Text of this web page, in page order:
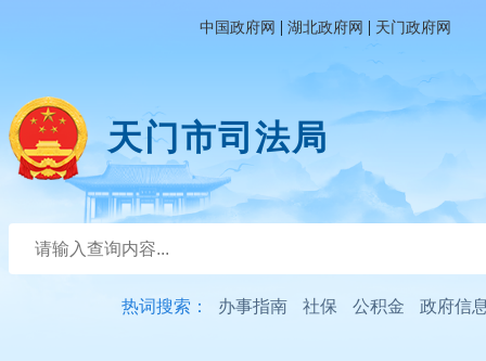
中国政府网 | 湖北政府网 | 天门政府网
天门市司法局
热词搜索： 办事指南 社保 公积金 政府信